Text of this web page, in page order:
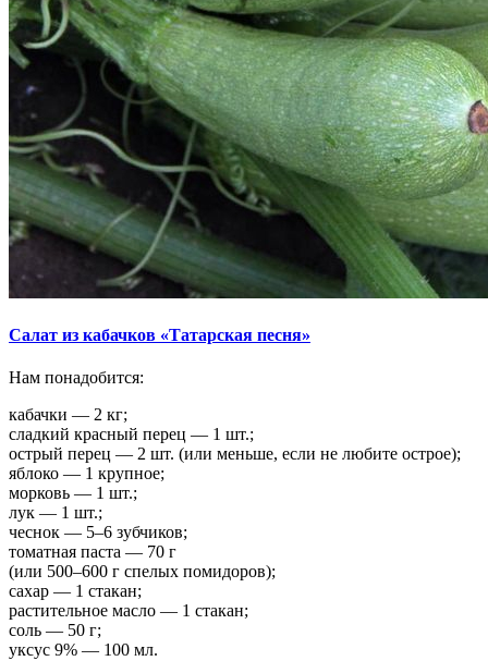
Салат из кабачков «Татарская песня»
Нам понадобится:
кабачки — 2 кг;
сладкий красный перец — 1 шт.;
острый перец — 2 шт. (или меньше, если не любите острое);
яблоко — 1 крупное;
морковь — 1 шт.;
лук — 1 шт.;
чеснок — 5–6 зубчиков;
томатная паста — 70 г
(или 500–600 г спелых помидоров);
сахар — 1 стакан;
растительное масло — 1 стакан;
соль — 50 г;
уксус 9% — 100 мл.